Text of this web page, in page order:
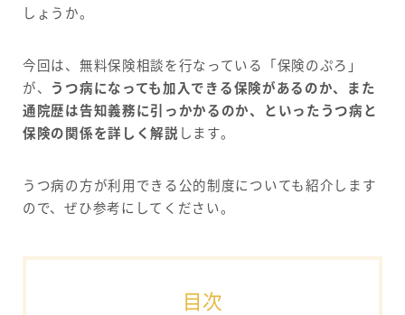
しょうか。
今回は、無料保険相談を行なっている「保険のぷろ」
が、 うつ病になっても加入できる保険があるのか、また
通院歴は告知義務に引っかかるのか、といったうつ病と
保険の関係を詳しく解説 します。
うつ病の方が利用できる公的制度についても紹介します
ので、ぜひ参考にしてください。
目次